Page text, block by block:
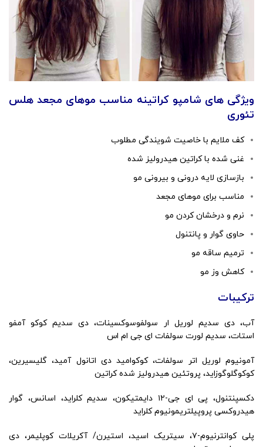
ویژگی های شامپو کراتینه مناسب موهای مجعد هلس
تئوری
کف ملایم با خاصیت شویندگی مطلوب
غنی شده با کراتین هیدرولیز شده
بازسازی لایه درونی و بیرونی مو
مناسب برای موهای مجعد
نرم و درخشان کردن مو
حاوی گوار و پانتنول
ترمیم ساقه مو
کاهش وز مو
ترکیبات
آب، دی سدیم لوریل ار سولفوسوکسینات، دی سدیم کوکو آمفو
استات، سدیم لورت سولفات ای جی ام اس
آمونیوم لوریل اتر سولفات، کوکوامید دی اتانول آمید، گلیسیرین،
کوکوگلوگوزاید، پروتئین هیدرولیز شده کراتین
دکسپنتنول، پی ای جی-۱۲ دایمتیکون، سدیم کلراید، اسانس، گوار
هیدروکسی پروپیلتریمونیوم کلراید
پلی کوانترنیوم-۷، سیتریک اسید، استیرن/ آکریلات کوپلیمر، دی